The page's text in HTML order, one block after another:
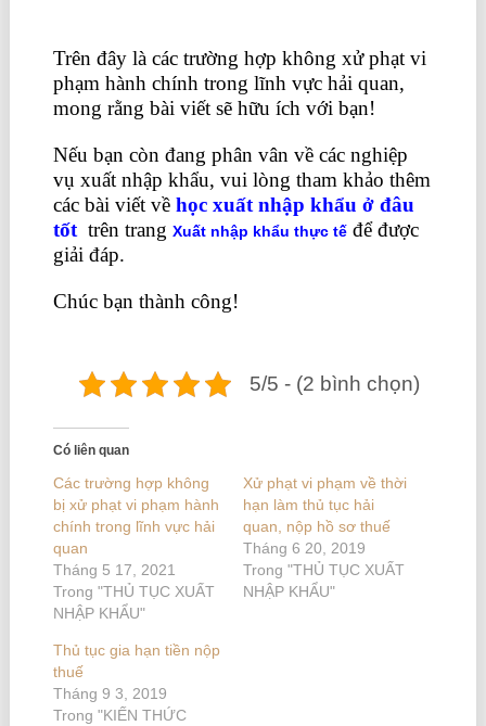
Trên đây là các trường hợp không xử phạt vi
phạm hành chính trong lĩnh vực hải quan,
mong rằng bài viết sẽ hữu ích với bạn!
Nếu bạn còn đang phân vân về các nghiệp
vụ xuất nhập khẩu, vui lòng tham khảo thêm
các bài viết về học xuất nhập khẩu ở đâu
tốt trên trang Xuất nhập khẩu thực tếđể được
giải đáp.
Chúc bạn thành công!
5/5 - (2 bình chọn)
Có liên quan
Các trường hợp không
bị xử phạt vi phạm hành
chính trong lĩnh vực hải
quan
Tháng 5 17, 2021
Trong "THỦ TỤC XUẤT
NHẬP KHẨU"
Xử phạt vi phạm về thời
hạn làm thủ tục hải
quan, nộp hồ sơ thuế
Tháng 6 20, 2019
Trong "THỦ TỤC XUẤT
NHẬP KHẨU"
Thủ tục gia hạn tiền nộp
thuế
Tháng 9 3, 2019
Trong "KIẾN THỨC